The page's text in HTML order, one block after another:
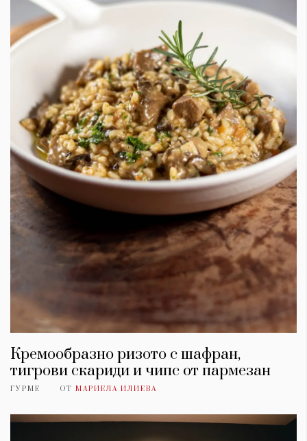
Кремообразно ризото с шафран,
тигрови скариди и чипс от пармезан
ГУРМЕ ОТ МАРИЕЛА ИЛИЕВА